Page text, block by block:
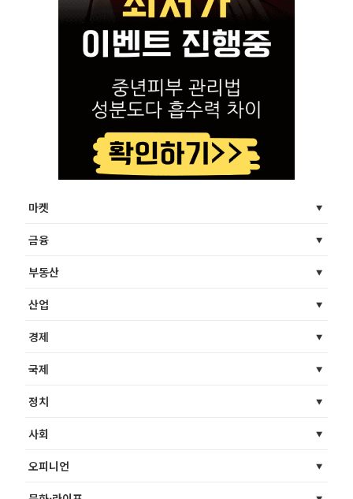
마켓
금융
부동산
산업
경제
국제
정치
사회
오피니언